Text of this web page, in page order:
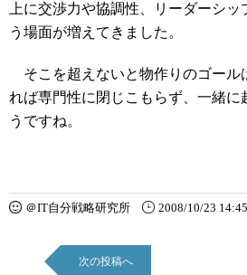
上に交渉力や協調性、リーダーシ
う場面が増えてきました。
そこを超えないと物作りのゴール
れば専門性に閉じこもらず、一緒に
うですね。
＠IT自分戦略研究所 2008/10/23
次の投稿へ